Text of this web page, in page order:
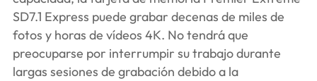
SD7.1 Express puede grabar decenas de miles de
fotos y horas de vídeos 4K. No tendrá que
preocuparse por interrumpir su trabajo durante
largas sesiones de grabación debido a la